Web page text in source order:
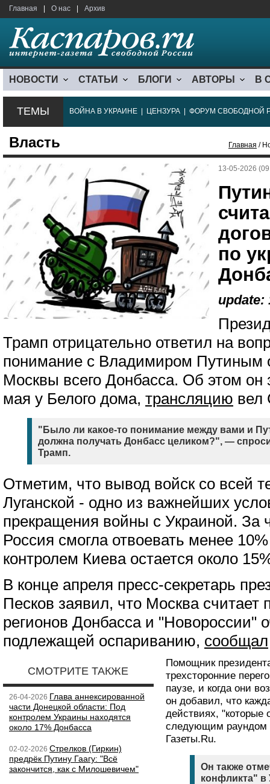
Главная О нас Архив
НОВОСТИ СТАТЬИ БЛОГИ АВТОРЫ В
ТЕМЫ ВОЙНА В УКРАИНЕ ЦЕНЗУРА ФОРУМ СВОБОДНОЙ
Власть Главная /
13-05-2026
по
update:
Трамп отрицательно ответил на
понимание с Владимиром Путиным
Москвы всего Донбасса. Об этом он
мая у Белого дома, трансляцию вел
"Было ли какое-то понимание между вами и
должна получать Донбасс целиком?", —
Трамп.
Отметим, что вывод войск со всей
Луганской - одно из важнейших
прекращения войны с Украиной. За
Россия смогла отвоевать менее
контролем Киева остается около
В конце апреля пресс-секретарь
Песков заявил, что Москва считает
регионов Донбасса и "Новороссии"
подлежащей оспариванию, сообщал
СМОТРИТЕ ТАКЖЕ
26-04-2026 Глава аннексированной
части Донецкой области: Под
контролем Украины находятся
около 17% Донбасса
02-02-2026 Стрелков (Гиркин)
предрёк Путину Гаагу: "Всё
закончится, как с Милошевичем"
Помощник
трехсторонние
паузе, и когда они
он добавил, что
действиях, "которые
следующим раундом
Газеты.Ru.
Он также
конфликта" в